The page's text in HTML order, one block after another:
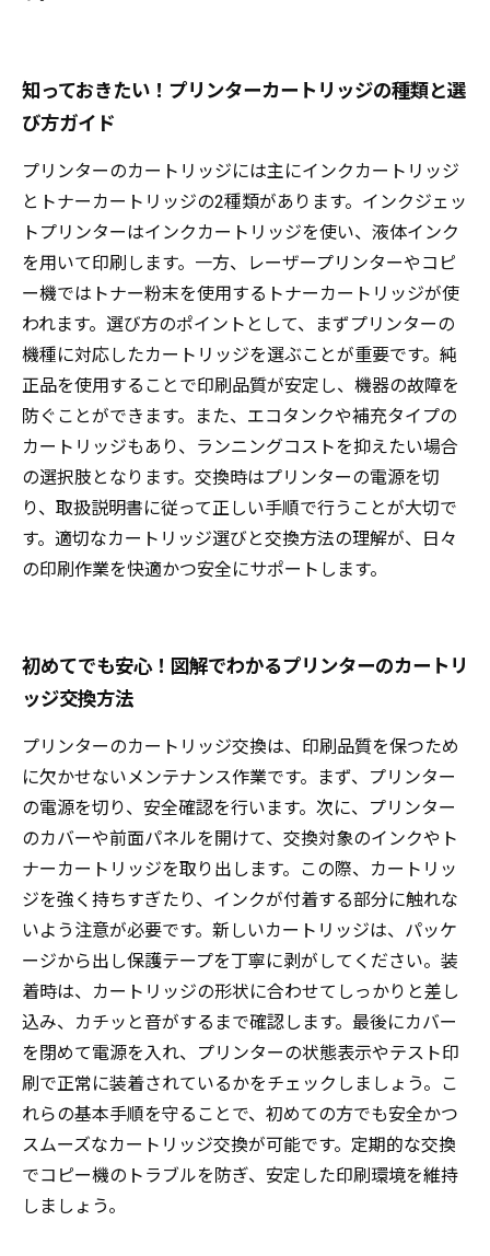
知っておきたい！プリンターカートリッジの種類と選
び方ガイド
プリンターのカートリッジには主にインクカートリッジ
とトナーカートリッジの2種類があります。インクジェッ
トプリンターはインクカートリッジを使い、液体インク
を用いて印刷します。一方、レーザープリンターやコピ
ー機ではトナー粉末を使用するトナーカートリッジが使
われます。選び方のポイントとして、まずプリンターの
機種に対応したカートリッジを選ぶことが重要です。純
正品を使用することで印刷品質が安定し、機器の故障を
防ぐことができます。また、エコタンクや補充タイプの
カートリッジもあり、ランニングコストを抑えたい場合
の選択肢となります。交換時はプリンターの電源を切
り、取扱説明書に従って正しい手順で行うことが大切で
す。適切なカートリッジ選びと交換方法の理解が、日々
の印刷作業を快適かつ安全にサポートします。
初めてでも安心！図解でわかるプリンターのカートリ
ッジ交換方法
プリンターのカートリッジ交換は、印刷品質を保つため
に欠かせないメンテナンス作業です。まず、プリンター
の電源を切り、安全確認を行います。次に、プリンター
のカバーや前面パネルを開けて、交換対象のインクやト
ナーカートリッジを取り出します。この際、カートリッ
ジを強く持ちすぎたり、インクが付着する部分に触れな
いよう注意が必要です。新しいカートリッジは、パッケ
ージから出し保護テープを丁寧に剥がしてください。装
着時は、カートリッジの形状に合わせてしっかりと差し
込み、カチッと音がするまで確認します。最後にカバー
を閉めて電源を入れ、プリンターの状態表示やテスト印
刷で正常に装着されているかをチェックしましょう。こ
れらの基本手順を守ることで、初めての方でも安全かつ
スムーズなカートリッジ交換が可能です。定期的な交換
でコピー機のトラブルを防ぎ、安定した印刷環境を維持
しましょう。